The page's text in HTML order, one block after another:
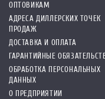
ОПТОВИКАМ
АДРЕСА ДИЛЛЕРСКИХ ТОЧЕК
ПРОДАЖ
ДОСТАВКА И ОПЛАТА
ГАРАНТИЙНЫЕ
ОБРАБОТКА ПЕРСОНАЛЬНЫХ
ДАННЫХ
О ПРЕДПРИЯТИИ